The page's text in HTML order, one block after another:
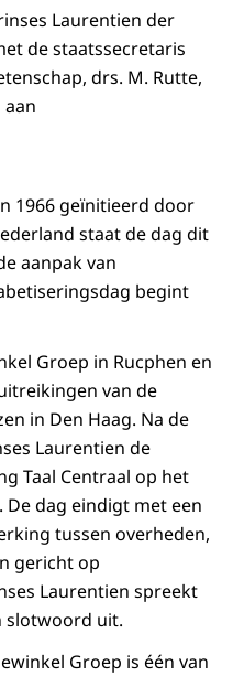
Laurentien der
de staatssecretaris
drs. M. Rutte,
1966 geïnitieerd door
staat de dag dit
aanpak van
begint
Groep in Rucphen en
van de
in Den Haag. Na de
Laurentien de
Taal Centraal op het
De dag eindigt met een
tussen overheden,
gericht op
Laurentien spreekt
slotwoord uit.
Groep is één van